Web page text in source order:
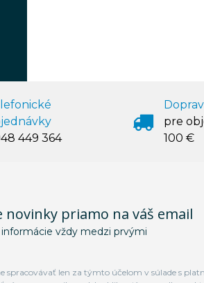
449 364
pre
100 €
novinky priamo na váš email
vždy medzi prvými
spracovávať len za týmto účelom v súlade s